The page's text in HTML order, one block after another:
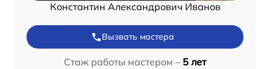
Константин Александрович Иванов
Вызвать мастера
Стаж работы мастером – 5 лет